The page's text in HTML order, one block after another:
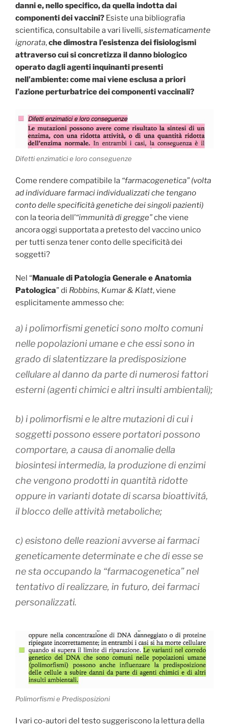
danni e, nello specifico, da quella indotta dai
componenti dei vaccini? Esiste una bibliografia
scientifica, consultabile a vari livelli,sistematicamente
ignorata,che dimostra l’esistenza dei fisiologismi
attraverso cui si concretizza il danno biologico
operato dagli agenti inquinanti presenti
nell’ambiente: come mai viene esclusa a priori
l’azione perturbatrice dei componenti vaccinali?
Difetti enzimatici e loro conseguenze
Come rendere compatibile la “farmacogenetica” (volta
ad individuare farmaci individualizzati che tengano
conto delle specificità genetiche dei singoli pazienti)
con la teoria dell’“immunità di gregge”che viene
ancora oggi supportata a pretesto del vaccino unico
per tutti senza tener conto delle specificità dei
soggetti?
Nel “ Manuale di Patologia Generale e Anatomia
Patologica” di Robbins, Kumar & Klatt, viene
esplicitamente ammesso che:
a) i polimorfismi genetici sono molto comuni
nelle popolazioni umane e che essi sono in
grado di slatentizzare la predisposizione
cellulare al danno da parte di numerosi fattori
esterni (agenti chimici e altri insulti ambientali);
b) i polimorfismi e le altre mutazioni di cui i
soggetti possono essere portatori possono
comportare, a causa di anomalie della
biosintesi intermedia, la produzione di enzimi
che vengono prodotti in quantità ridotte
oppure in varianti dotate di scarsa bioattivitá,
il blocco delle attività metaboliche;
c) esistono delle reazioni avverse ai farmaci
geneticamente determinate e che di esse se
ne sta occupando la “farmacogenetica” nel
tentativo di realizzare, in futuro, dei farmaci
personalizzati.
Polimorfismi e Predisposizioni
I vari co-autori del testo suggeriscono la lettura della